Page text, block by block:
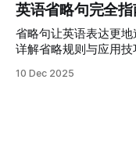
英语省略句完全
省略句让英语表达更
详解省略规则与应用技
10 Dec 2025